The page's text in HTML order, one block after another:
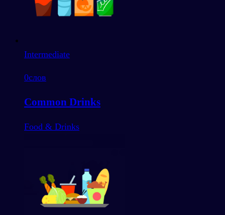
Intermediate
0слов
Common Drinks
Food & Drinks